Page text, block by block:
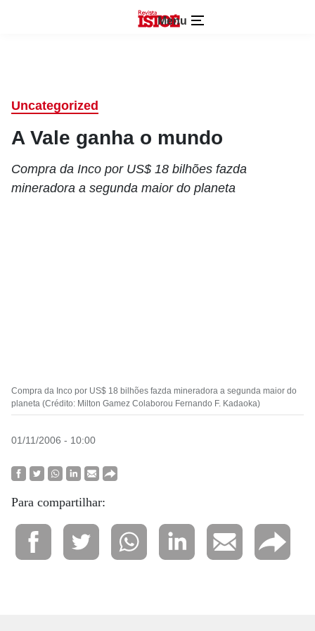
Menu
Uncategorized
A Vale ganha o mundo
Compra da Inco por US$ 18 bilhões fazda
mineradora a segunda maior do planeta
Compra da Inco por US$ 18 bilhões fazda mineradora a segunda maior do
planeta (Crédito: Milton Gamez Colaborou Fernando F. Kadaoka)
01/11/2006 - 10:00
Para compartilhar: